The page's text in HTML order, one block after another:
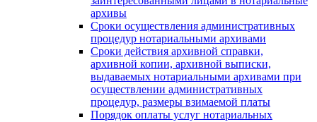
архивы
Сроки осуществления административных
процедур нотариальными архивами
Сроки действия архивной справки,
архивной копии, архивной выписки,
выдаваемых нотариальными архивами при
осуществлении административных
процедур, размеры взимаемой платы
Порядок оплаты услуг нотариальных